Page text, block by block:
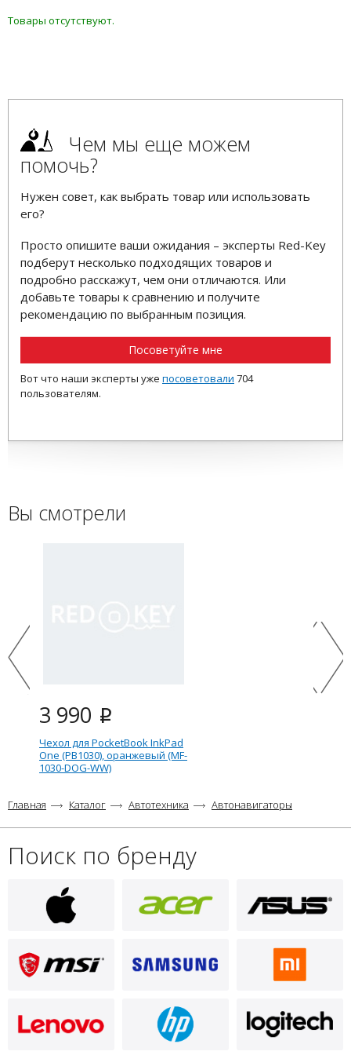
Товары отсутствуют.
Чем мы еще можем
помочь?
Нужен совет, как выбрать товар или использовать
его?
Просто опишите ваши ожидания – эксперты Red-Key
подберут несколько подходящих товаров и
подробно расскажут, чем они отличаются. Или
добавьте товары к сравнению и получите
рекомендацию по выбранным позиция.
Посоветуйте мне
Вот что наши эксперты уже посоветовали 704
пользователям.
Вы смотрели
3 990 i
Чехол для PocketBook InkPad
One (PB1030), оранжевый (MF-
1030-DOG-WW)
3 390
Чехол для PocketBook Color
Note, чёрный (FL-1041-BK-WW)
Главная Каталог Автотехника Автонавигаторы
Поиск по бренду